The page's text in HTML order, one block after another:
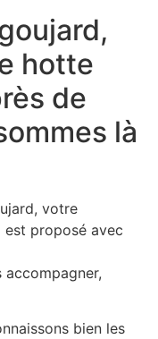
hotte
de
là
votre
proposé avec
bien les